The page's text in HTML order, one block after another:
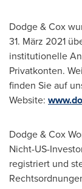
Dodge & Cox
31. März 2021
institutionelle
Privatkonten.
finden Sie auf
Website:
Dodge & Cox
Nicht-US-
registriert und